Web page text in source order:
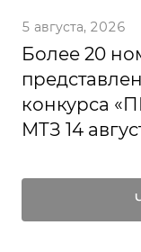
5 августа, 2026
Более 20
конкурса
МТЗ 14